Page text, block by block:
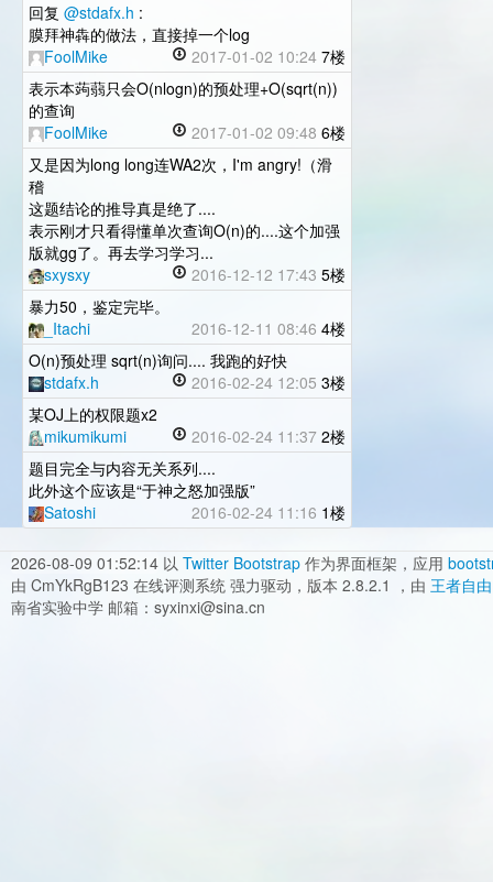
回复 @stdafx.h :
膜拜神犇的做法，直接掉一个log
FoolMike
2017-01-02 10:24 7楼
表示本蒟蒻只会O(nlogn)的预处理+O(sqrt(n))
的查询
FoolMike
2017-01-02 09:48 6楼
又是因为long long连WA2次，I'm angry!（滑
稽
这题结论的推导真是绝了....
表示刚才只看得懂单次查询O(n)的....这个加强
版就gg了。再去学习学习...
sxysxy
2016-12-12 17:43 5楼
暴力50，鉴定完毕。
_Itachi
2016-12-11 08:46 4楼
O(n)预处理 sqrt(n)询问.... 我跑的好快
stdafx.h
2016-02-24 12:05 3楼
某OJ上的权限题x2
mikumikumi
2016-02-24 11:37 2楼
题目完全与内容无关系列....
此外这个应该是“于神之怒加强版”
Satoshi
2016-02-24 11:16 1楼
2026-08-09 01:52:14 以 Twitter Bootstrap 作为界面框架，应用
由 CmYkRgB123 在线评测系统 强力驱动，版本 2.8.2.1 ，由 王者自由
南省实验中学 邮箱：syxinxi@sina.cn